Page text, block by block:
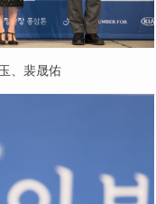
、裴晟佑